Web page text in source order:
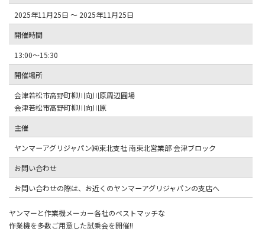
2025年11月25日 ～ 2025年11月25日
開催時間
13:00～15:30
開催場所
会津若松市高野町柳川向川原周辺圃場
会津若松市高野町柳川向川原
主催
ヤンマーアグリジャパン㈱東北支社 南東北営業部 会津ブロック
お問い合わせ
お問い合わせの際は、お近くのヤンマーアグリジャパンの支店へ
ヤンマーと作業機メーカー各社のベストマッチな
作業機を多数ご用意した試乗会を開催!!